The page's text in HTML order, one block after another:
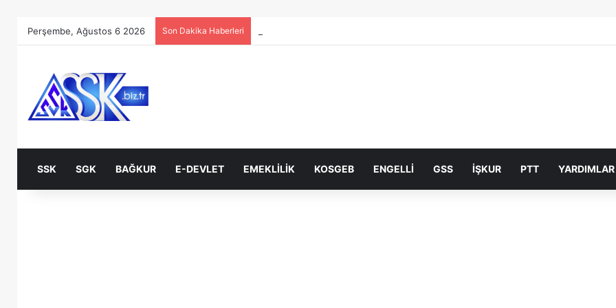
Perşembe, Ağustos 6 2026 Son Dakika Haberleri
SSK SGK BAĞKUR E-DEVLET EMEKLILIK KOSGEB ENGELLI GSS İŞKUR PTT YARDIMLAR